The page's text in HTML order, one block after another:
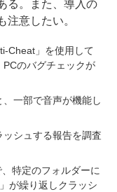
る。また、導入の
注意したい。
Cheat」を使用して
のバグチェックが
一部で音声が機能し
シュする報告を調査
特定のフォルダーに
が繰り返しクラッシ